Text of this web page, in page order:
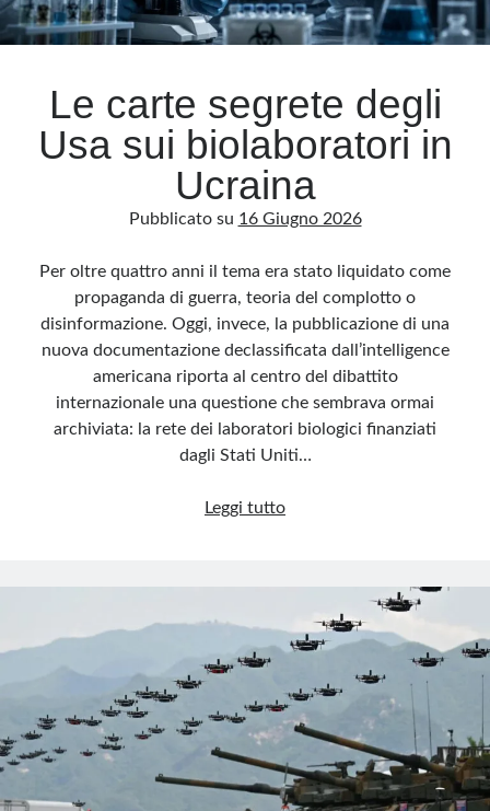
Le carte segrete degli
Usa sui biolaboratori in
Ucraina
Pubblicato su 16 Giugno 2026
Per oltre quattro anni il tema era stato liquidato come
propaganda di guerra, teoria del complotto o
disinformazione. Oggi, invece, la pubblicazione di una
nuova documentazione declassificata dall’intelligence
americana riporta al centro del dibattito
internazionale una questione che sembrava ormai
archiviata: la rete dei laboratori biologici finanziati
dagli Stati Uniti…
Leggi tuttoLe
degli
sui
in
Ucraina